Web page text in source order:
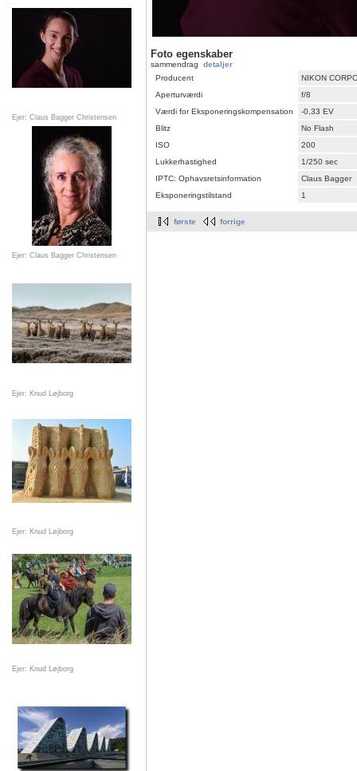
Ejer: Claus Bagger Christensen
Ejer: Claus Bagger Christensen
Ejer: Knud Løjborg
Ejer: Knud Løjborg
Ejer: Knud Løjborg
Foto egenskaber
sammendrag detaljer
Producent
NIKON
Aperturværdi
f/8
Værdi for Eksponeringskompensation
-0,33 EV
Blitz
No Flash
ISO
200
Lukkerhastighed
1/250 sec
IPTC: Ophavsretsinformation
Claus Bagger
Eksponeringstilstand
1
første forrige